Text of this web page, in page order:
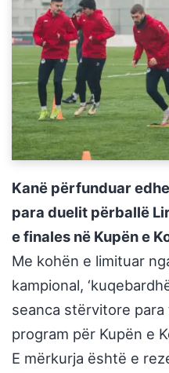
Kanë përfunduar
para duelit përballë
e finales në Kupën e
Me kohën e limituar
kampional,
seanca stërvitore
program për Kupën e
E mërkurja është e